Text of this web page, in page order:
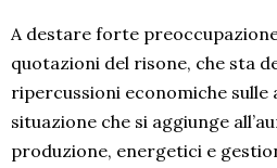
A destare forte
quotazioni del risone, che sta
ripercussioni economiche sulle
situazione che si aggiunge
produzione, energetici e